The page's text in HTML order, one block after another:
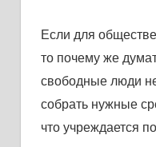
Если для
то почему же
свободные люди
собрaть нужные
что учреждaется